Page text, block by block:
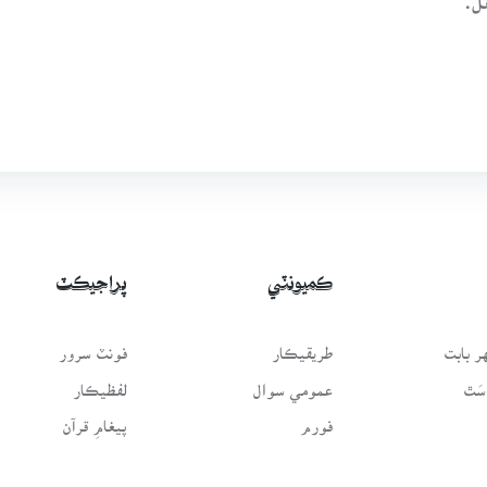
بابت
ڪميونٽي
طريقيڪار
عمومي سوال
فورم
پراجيڪٽ
فونٽ سرور
لفظيڪار
پيغامِ قرآن